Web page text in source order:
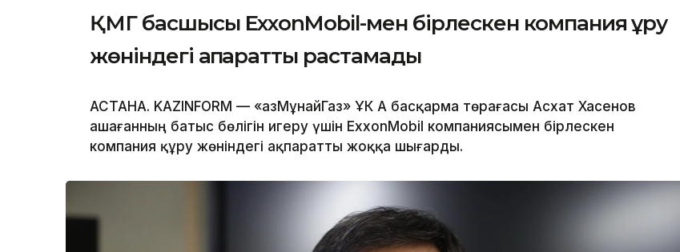
ҚМГ басшысы ExxonMobil-мен бірлескен компания құру
жөніндегі ақпаратты растамады
АСТАНА. KAZINFORM — «ҚазМұнайГаз» ҰК АҚ басқарма төрағасы Асхат Хасенов
Қашағанның батыс бөлігін игеру үшін ExxonMobil компаниясымен бірлескен
компания құру жөніндегі ақпаратты жоққа шығарды.